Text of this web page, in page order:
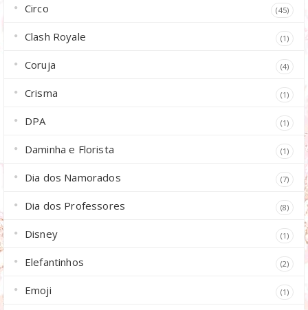
Circo (45)
Clash Royale (1)
Coruja (4)
Crisma (1)
DPA (1)
Daminha e Florista (1)
Dia dos Namorados (7)
Dia dos Professores (8)
Disney (1)
Elefantinhos (2)
Emoji (1)